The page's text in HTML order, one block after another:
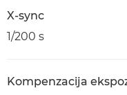
X-sync
1/200 s
Kompenzacija